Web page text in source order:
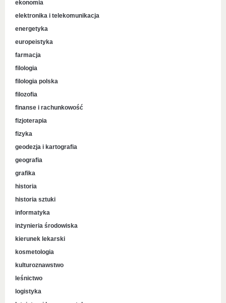
ekonomia
elektronika i telekomunikacja
energetyka
europeistyka
farmacja
filologia
filologia polska
filozofia
finanse i rachunkowość
fizjoterapia
fizyka
geodezja i kartografia
geografia
grafika
historia
historia sztuki
informatyka
inżynieria środowiska
kierunek lekarski
kosmetologia
kulturoznawstwo
leśnictwo
logistyka